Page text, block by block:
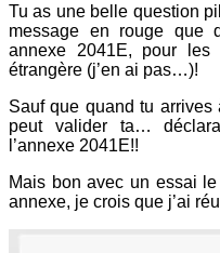
Tu as une belle question
message en rouge que
annexe 2041E, pour les
étrangère (j’en ai pas…)!
Sauf que quand tu
peut valider ta…
l’annexe 2041E!!
Mais bon avec un essai
annexe, je crois que j’ai